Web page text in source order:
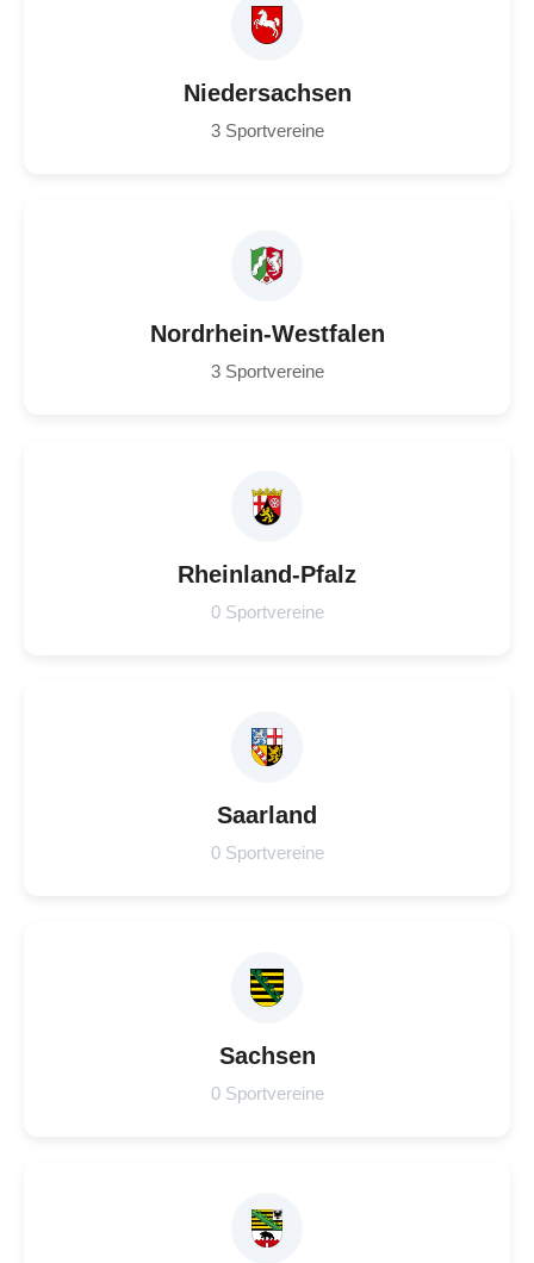
Niedersachsen
3 Sportvereine
Nordrhein-Westfalen
3 Sportvereine
Rheinland-Pfalz
0 Sportvereine
Saarland
0 Sportvereine
Sachsen
0 Sportvereine